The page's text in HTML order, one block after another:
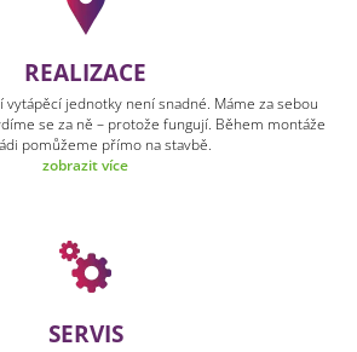
REALIZACE
vytápěcí jednotky není snadné. Máme za sebou
se za ně – protože fungují. Během montáže
pomůžeme přímo na stavbě.
zobrazit více
SERVIS